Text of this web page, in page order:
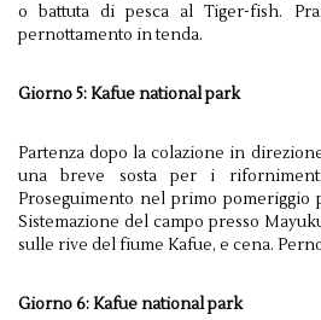
o battuta di pesca al Tiger-fish.
pernottamento in tenda.
Giorno 5: Kafue national park
Partenza dopo la colazione in
una breve sosta per i
Proseguimento nel primo pomeriggio
Sistemazione del campo presso
sulle rive del fiume Kafue, e cena.
Giorno 6: Kafue national park